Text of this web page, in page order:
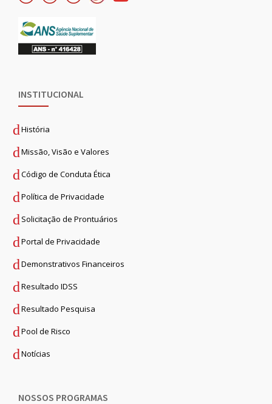
INSTITUCIONAL
História
Missão, Visão e Valores
Código de Conduta Ética
Política de Privacidade
Solicitação de Prontuários
Portal de Privacidade
Demonstrativos Financeiros
Resultado IDSS
Resultado Pesquisa
Pool de Risco
Notícias
NOSSOS PROGRAMAS